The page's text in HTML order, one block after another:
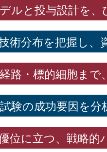
ルと投与設計を、
術分布を把握し、
路・標的細胞ま
験の成功要因を
位に立つ、戦略的